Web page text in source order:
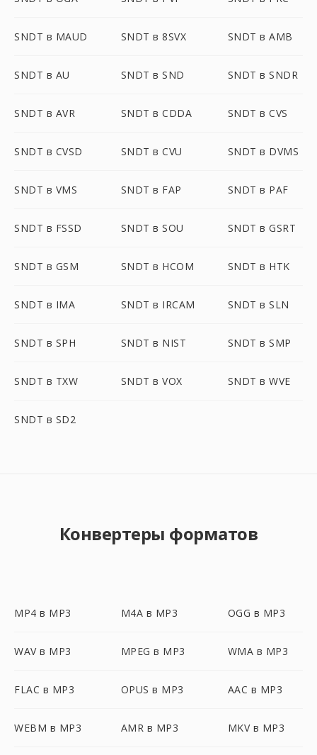
SNDT в MAUD SNDT в 8SVX SNDT в AMB
SNDT в AU SNDT в SND SNDT в SNDR
SNDT в AVR SNDT в CDDA SNDT в CVS
SNDT в CVSD SNDT в CVU SNDT в DVMS
SNDT в VMS SNDT в FAP SNDT в PAF
SNDT в FSSD SNDT в SOU SNDT в GSRT
SNDT в GSM SNDT в HCOM SNDT в HTK
SNDT в IMA SNDT в IRCAM SNDT в SLN
SNDT в SPH SNDT в NIST SNDT в SMP
SNDT в TXW SNDT в VOX SNDT в WVE
SNDT в SD2
Конвертеры форматов
MP4 в MP3 M4A в MP3 OGG в MP3
WAV в MP3 MPEG в MP3 WMA в MP3
FLAC в MP3 OPUS в MP3 AAC в MP3
WEBM в MP3 AMR в MP3 MKV в MP3